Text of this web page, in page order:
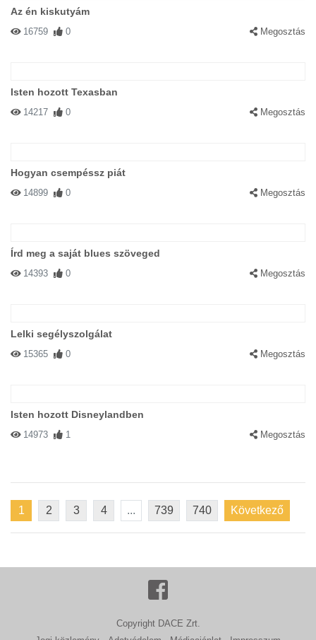
Az én kiskutyám
16759 0 Megosztás
Isten hozott Texasban
14217 0 Megosztás
Hogyan csempéssz piát
14899 0 Megosztás
Írd meg a saját blues szöveged
14393 0 Megosztás
Lelki segélyszolgálat
15365 0 Megosztás
Isten hozott Disneylandben
14973 1 Megosztás
1 2 3 4 ... 739 740 Következő
Copyright DACE Zrt.